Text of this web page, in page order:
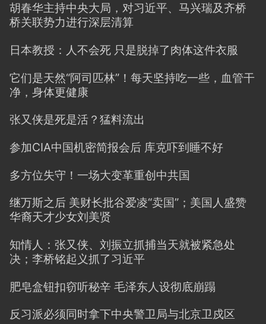
胡春华主持中央大局，对习近平、马兴瑞及齐桥
桥关联势力进行深层清算
日本教授：人不会死 只是脱掉了肉体这件衣服
它们是天然“阿司匹林”！每天坚持吃一些，血管干
净，身体更健康
张又侠是死是活？猛料流出
参加CIA中国机密简报会后 库克吓到睡不好
多方位失守！一场大变革重创中共国
继万斯之后 美财长批谷爱凌“卖国”；美国人盛赞
华裔天才少女刘美贤
知情人：张又侠、刘振立抓捕当天就被紧急处
决；李桥铭起义抓了习近平
肥皂盒钮扣窃听秘辛 毛泽东人设彻底崩蹋
反习派必须同时拿下中央警卫局与北京卫戍区